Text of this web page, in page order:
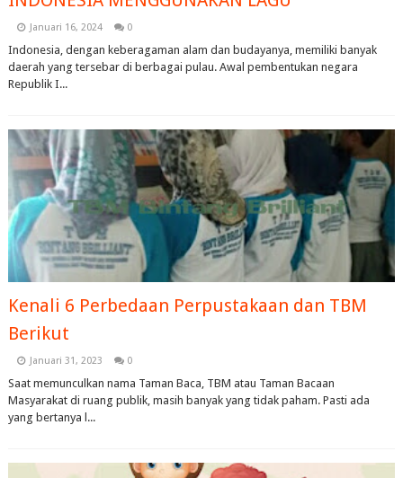
Januari 16, 2024 0
Indonesia, dengan keberagaman alam dan budayanya, memiliki banyak
daerah yang tersebar di berbagai pulau. Awal pembentukan negara
Republik I...
Kenali 6 Perbedaan Perpustakaan dan TBM
Berikut
Januari 31, 2023 0
Saat memunculkan nama Taman Baca, TBM atau Taman Bacaan
Masyarakat di ruang publik, masih banyak yang tidak paham. Pasti ada
yang bertanya l...